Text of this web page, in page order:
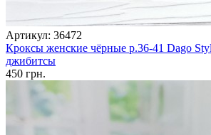
Артикул: 36472
Кроксы женские чёрные р.36-41 Dago
джибитсы
450 грн.